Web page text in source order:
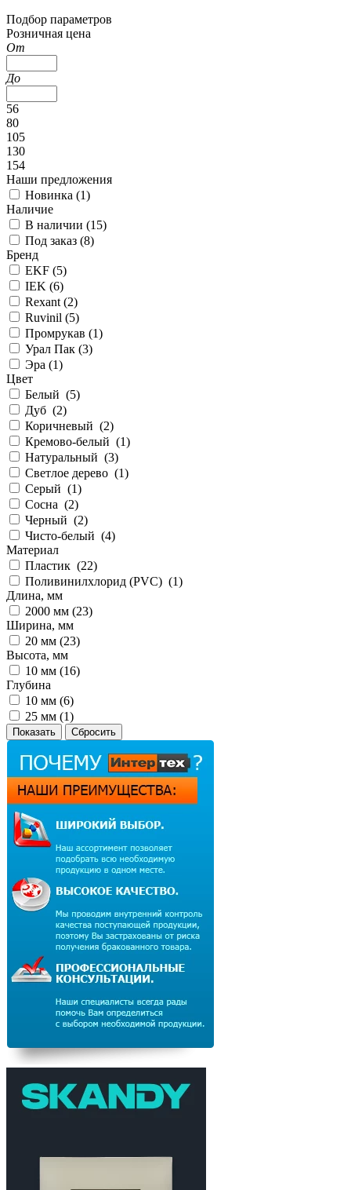
Подбор параметров
Розничная цена
От
До
56
80
105
130
154
Наши предложения
Новинка (1)
Наличие
В наличии (15)
Под заказ (8)
Бренд
EKF (5)
IEK (6)
Rexant (2)
Ruvinil (5)
Промрукав (1)
Урал Пак (3)
Эра (1)
Цвет
Белый (5)
Дуб (2)
Коричневый (2)
Кремово-белый (1)
Натуральный (3)
Светлое дерево (1)
Серый (1)
Сосна (2)
Черный (2)
Чисто-белый (4)
Материал
Пластик (22)
Поливинилхлорид (PVC) (1)
Длина, мм
2000 мм (23)
Ширина, мм
20 мм (23)
Высота, мм
10 мм (16)
Глубина
10 мм (6)
25 мм (1)